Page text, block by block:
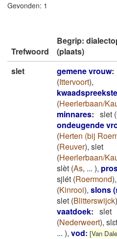
Gevonden: 1
Trefwoord
Begrip:
(plaats)
slet
gemene vrouw:
(Ittervoort),
(Heerlerbaan/
minnares: slet (
ondeugende
(Herten (bij
(Reuver), slet
(Heerlerbaan/
slèt (As, ... ),
sjlét (Roermond),
(Kinrooi), slons
slet (Blitterswijck)
vaatdoek: slet
(Nederweert), slɛt
... ), vod: [Van